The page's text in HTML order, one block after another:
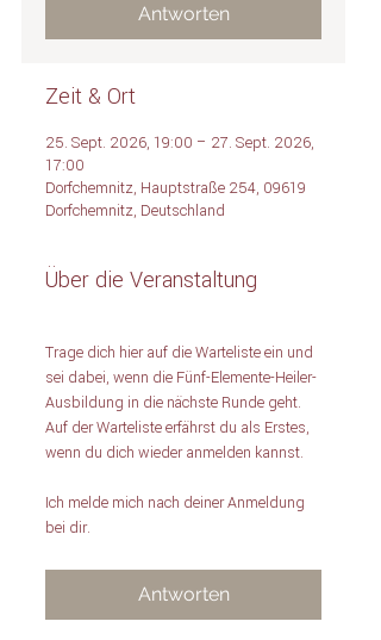
Antworten
Zeit & Ort
25. Sept. 2026, 19:00 – 27. Sept. 2026,
17:00
Dorfchemnitz, Hauptstraße 254, 09619
Dorfchemnitz, Deutschland
Über die Veranstaltung
Trage dich hier auf die Warteliste ein und
sei dabei, wenn die Fünf-Elemente-Heiler-
Ausbildung in die nächste Runde geht.
Auf der Warteliste erfährst du als Erstes,
wenn du dich wieder anmelden kannst.
Ich melde mich nach deiner Anmeldung
bei dir.
Antworten